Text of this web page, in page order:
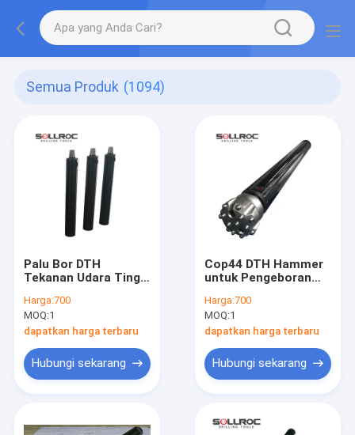
Semua Produk (1094)
Palu Bor DTH
Tekanan Udara Tinggi
Harga:700
MOQ:1
dapatkan harga terbaru
Hubungi sekarang
Cop44 DTH Hammer
untuk Pengeboran
Harga:700
MOQ:1
dapatkan harga terbaru
Hubungi sekarang